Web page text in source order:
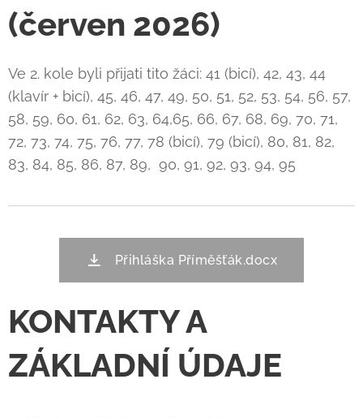
(červen 2026)
Ve 2. kole byli přijati tito žáci: 41 (bicí), 42, 43, 44
(klavír + bicí), 45, 46, 47, 49, 50, 51, 52, 53, 54, 56, 57,
58, 59, 60, 61, 62, 63, 64,65, 66, 67, 68, 69, 70, 71,
72, 73, 74, 75, 76, 77, 78 (bicí), 79 (bicí), 80, 81, 82,
83, 84, 85, 86, 87, 89, 90, 91, 92, 93, 94, 95
Přihláška Příměšťák.docx
KONTAKTY A
ZÁKLADNÍ ÚDAJE